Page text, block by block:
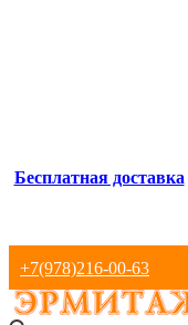
Бесплатная доставка
+7(978)216-00-63